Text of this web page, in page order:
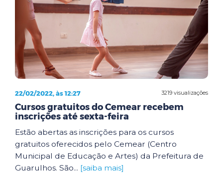
3219 visualizações
22/02/2022, às 12:27
Cursos gratuitos do Cemear recebem
inscrições até sexta-feira
Estão abertas as inscrições para os cursos
gratuitos oferecidos pelo Cemear (Centro
Municipal de Educação e Artes) da Prefeitura de
Guarulhos. São... [saiba mais]